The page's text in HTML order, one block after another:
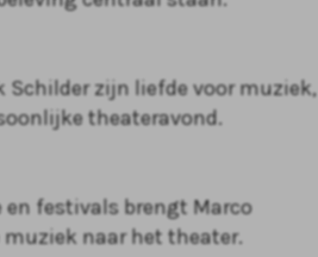
Schilder zijn liefde voor muziek,
theateravond.
en festivals brengt Marco
naar het theater.